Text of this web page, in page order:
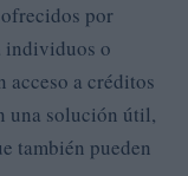
por
individuos o
acceso a créditos
una solución útil,
también pueden